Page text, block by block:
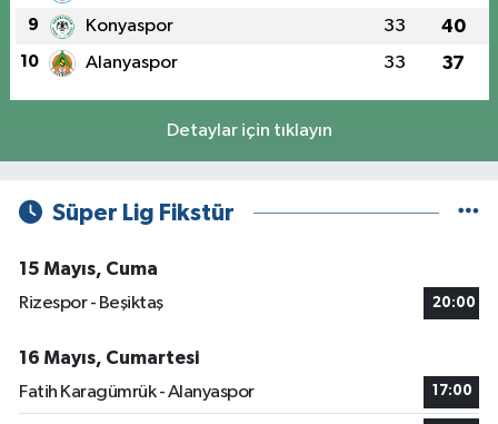
9 Konyaspor 33 40
10 Alanyaspor 33 37
Detaylar için tıklayın
Süper Lig Fikstür
15 Mayıs, Cuma
Rizespor - Beşiktaş
20:00
16 Mayıs, Cumartesi
Fatih Karagümrük - Alanyaspor
17:00